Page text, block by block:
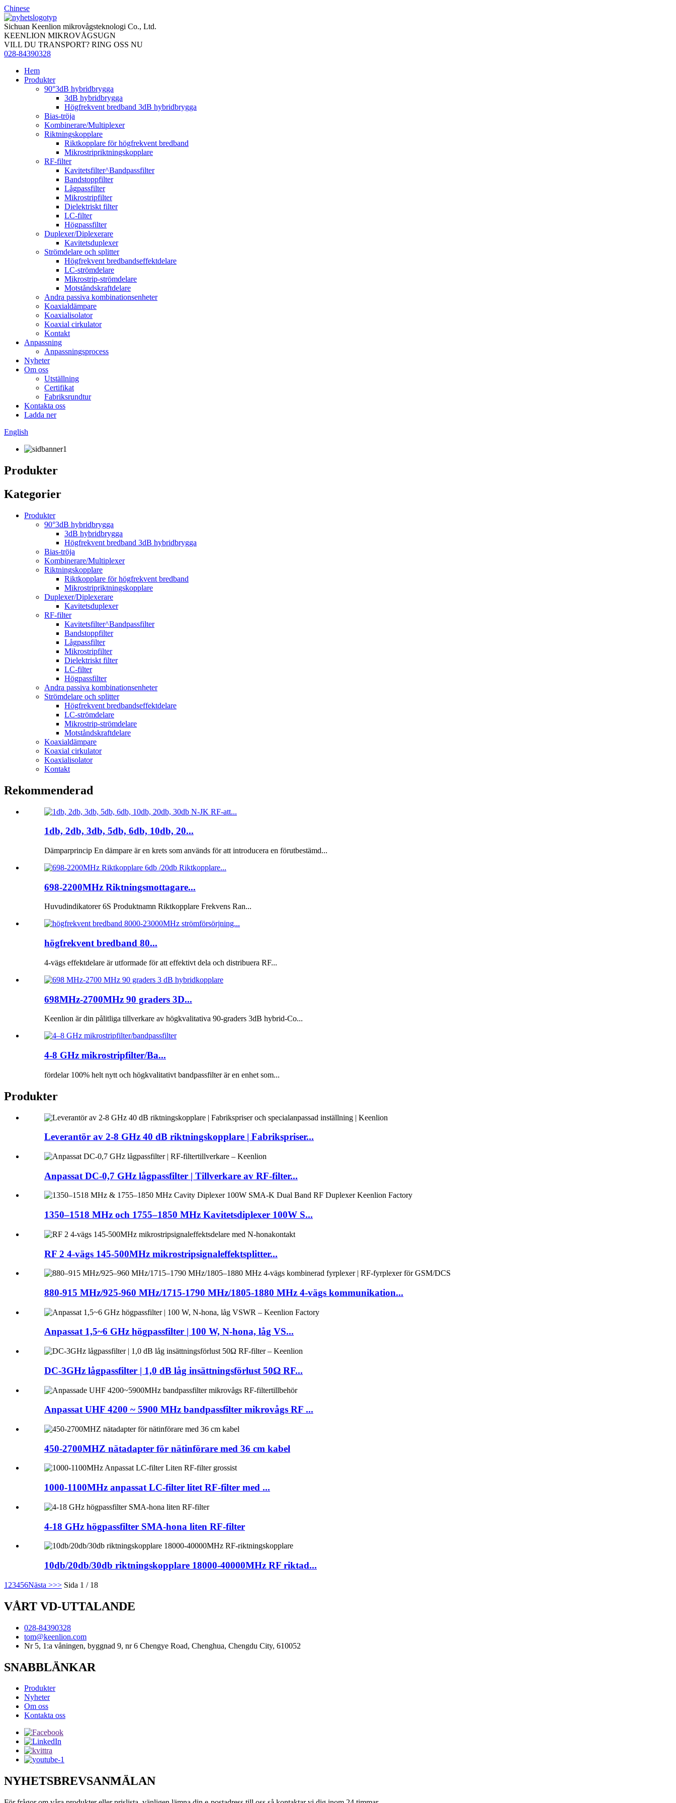
Chinese
Sichuan Keenlion mikrovågsteknologi Co., Ltd.
KEENLION MIKROVÅGSUGN
VILL DU TRANSPORT? RING OSS NU
028-84390328
Hem
Produkter
90°3dB hybridbrygga
3dB hybridbrygga
Högfrekvent bredband 3dB hybridbrygga
Bias-tröja
Kombinerare/Multiplexer
Riktningskopplare
Riktkopplare för högfrekvent bredband
Mikrostripriktningskopplare
RF-filter
Kavitetsfilter^Bandpassfilter
Bandstoppfilter
Lågpassfilter
Mikrostripfilter
Dielektriskt filter
LC-filter
Högpassfilter
Duplexer/Diplexerare
Kavitetsduplexer
Strömdelare och splitter
Högfrekvent bredbandseffektdelare
LC-strömdelare
Mikrostrip-strömdelare
Motståndskraftdelare
Andra passiva kombinationsenheter
Koaxialdämpare
Koaxialisolator
Koaxial cirkulator
Kontakt
Anpassning
Anpassningsprocess
Nyheter
Om oss
Utställning
Certifikat
Fabriksrundtur
Kontakta oss
Ladda ner
English
Produkter
Kategorier
Produkter
90°3dB hybridbrygga
3dB hybridbrygga
Högfrekvent bredband 3dB hybridbrygga
Bias-tröja
Kombinerare/Multiplexer
Riktningskopplare
Riktkopplare för högfrekvent bredband
Mikrostripriktningskopplare
Duplexer/Diplexerare
Kavitetsduplexer
RF-filter
Kavitetsfilter^Bandpassfilter
Bandstoppfilter
Lågpassfilter
Mikrostripfilter
Dielektriskt filter
LC-filter
Högpassfilter
Andra passiva kombinationsenheter
Strömdelare och splitter
Högfrekvent bredbandseffektdelare
LC-strömdelare
Mikrostrip-strömdelare
Motståndskraftdelare
Koaxialdämpare
Koaxial cirkulator
Koaxialisolator
Kontakt
Rekommenderad
1db, 2db, 3db, 5db, 6db, 10db, 20...
Dämparprincip En dämpare är en krets som används för att introducera en förutbestämd...
698-2200MHz Riktningsmottagare...
Huvudindikatorer 6S Produktnamn Riktkopplare Frekvens Ran...
högfrekvent bredband 80...
4-vägs effektdelare är utformade för att effektivt dela och distribuera RF...
698MHz-2700MHz 90 graders 3D...
Keenlion är din pålitliga tillverkare av högkvalitativa 90-graders 3dB hybrid-Co...
4-8 GHz mikrostripfilter/Ba...
fördelar 100% helt nytt och högkvalitativt bandpassfilter är en enhet som...
Produkter
Leverantör av 2‑8 GHz 40 dB riktningskopplare | Fabrikspriser...
Anpassat DC-0,7 GHz lågpassfilter | Tillverkare av RF-filter...
1350–1518 MHz och 1755–1850 MHz Kavitetsdiplexer 100W S...
RF 2 4-vägs 145-500MHz mikrostripsignaleffektsplitter...
880-915 MHz/925-960 MHz/1715-1790 MHz/1805-1880 MHz 4-vägs kommunikation...
Anpassat 1,5~6 GHz högpassfilter | 100 W, N-hona, låg VS...
DC-3GHz lågpassfilter | 1,0 dB låg insättningsförlust 50Ω RF...
Anpassat UHF 4200 ~ 5900 MHz bandpassfilter mikrovågs RF ...
450-2700MHZ nätadapter för nätinförare med 36 cm kabel
1000-1100MHz anpassat LC-filter litet RF-filter med ...
4-18 GHz högpassfilter SMA-hona liten RF-filter
10db/20db/30db riktningskopplare 18000-40000MHz RF riktad...
1 23456Nästa >>> Sida 1 / 18
VÅRT VD-UTTALANDE
028-84390328
tom@keenlion.com
Nr 5, 1:a våningen, byggnad 9, nr 6 Chengye Road, Chenghua, Chengdu City, 610052
SNABBLÄNKAR
Produkter
Nyheter
Om oss
Kontakta oss
NYHETSBREVSANMÄLAN